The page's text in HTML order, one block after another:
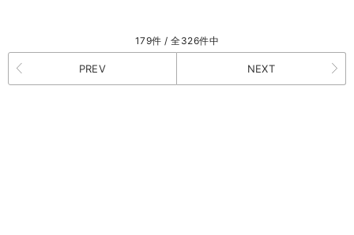
179件 / 全326件中
PREV NEXT